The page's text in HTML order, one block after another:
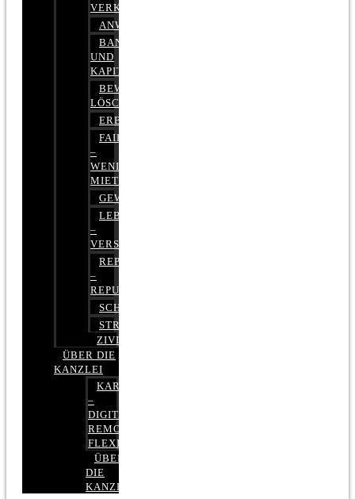
VERKEHRSRECHT
ANWALTSHAFTUNGSRECHT
BANK-
UND
KAPITALMARKTRECHT
BEWERTUNGEN
LÖSCHEN
ERBRECHT
FAIRMIETEN
–
WENIGER
MIETE
GEWERBERECHT
LEBENSVERSICHERUNG
–
VERSICHERUNGSRECHT
REPUTATIONSRECHT
–
REPUTATIONSMANAGEMENT
SCHUFARECHT
STRAFRECHT
ZIVILRECHT
ÜBER DIE
KANZLEI
KARRIERE
–
DIGITAL,
REMOTE,
FLEXIBEL
ÜBER
DIE
KANZLEI